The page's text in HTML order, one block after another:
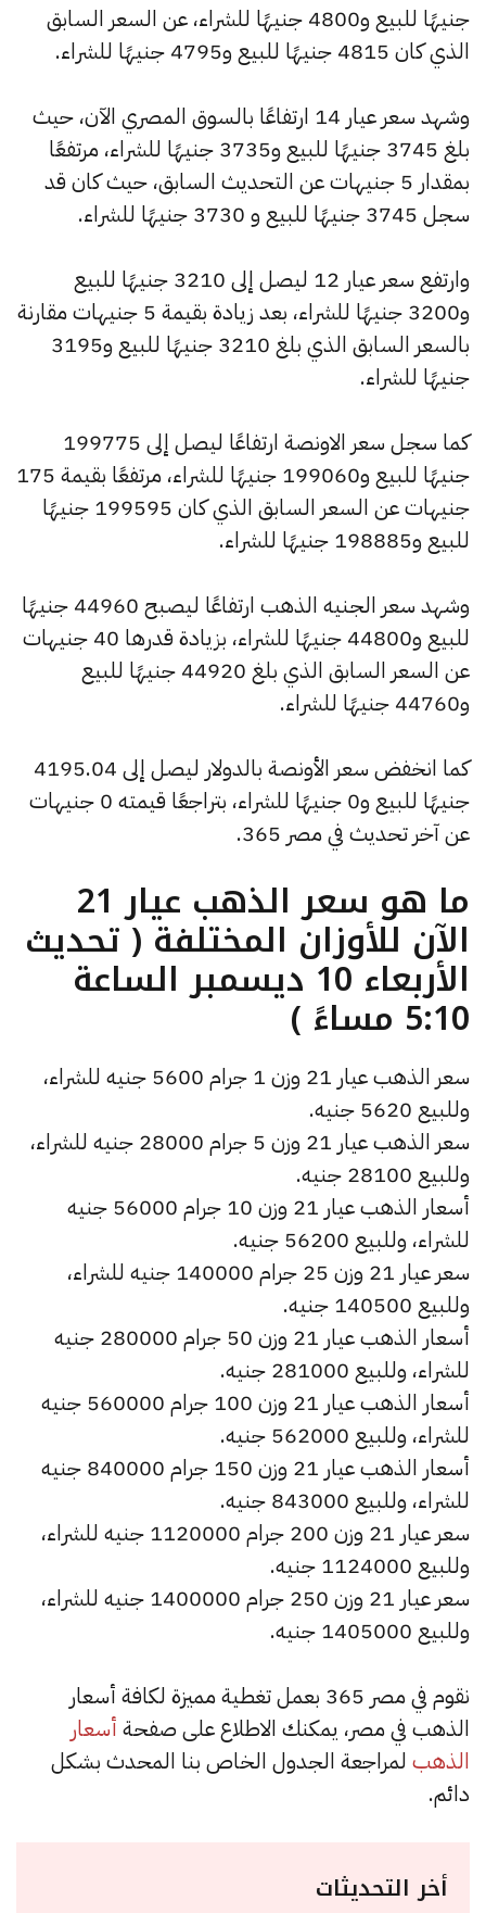
جنيهًا للبيع و4800 جنيهًا للشراء، عن السعر السابق
الذي كان 4815 جنيهًا للبيع و4795 جنيهًا للشراء.
وشهد سعر عيار 14 ارتفاعًا بالسوق المصري الآن، حيث
بلغ 3745 جنيهًا للبيع و3735 جنيهًا للشراء، مرتفعًا
بمقدار 5 جنيهات عن التحديث السابق، حيث كان قد
سجل 3745 جنيهًا للبيع و 3730 جنيهًا للشراء.
وارتفع سعر عيار 12 ليصل إلى 3210 جنيهًا للبيع
و3200 جنيهًا للشراء، بعد زيادة بقيمة 5 جنيهات مقارنة
بالسعر السابق الذي بلغ 3210 جنيهًا للبيع و3195
جنيهًا للشراء.
كما سجل سعر الاونصة ارتفاعًا ليصل إلى 199775
جنيهًا للبيع و199060 جنيهًا للشراء، مرتفعًا بقيمة 175
جنيهات عن السعر السابق الذي كان 199595 جنيهًا
للبيع و198885 جنيهًا للشراء.
وشهد سعر الجنيه الذهب ارتفاعًا ليصبح 44960 جنيهًا
للبيع و44800 جنيهًا للشراء، بزيادة قدرها 40 جنيهات
عن السعر السابق الذي بلغ 44920 جنيهًا للبيع
و44760 جنيهًا للشراء.
كما انخفض سعر الأونصة بالدولار ليصل إلى 4195.04
جنيهًا للبيع و0 جنيهًا للشراء، بتراجعًا قيمته 0 جنيهات
عن آخر تحديث في مصر 365.
ما هو سعر الذهب عيار 21
الآن للأوزان المختلفة ( تحديث
الأربعاء 10 ديسمبر الساعة
5:10 مساءً )
سعر الذهب عيار 21 وزن 1 جرام 5600 جنيه للشراء،
وللبيع 5620 جنيه.
سعر الذهب عيار 21 وزن 5 جرام 28000 جنيه للشراء،
وللبيع 28100 جنيه.
أسعار الذهب عيار 21 وزن 10 جرام 56000 جنيه
للشراء، وللبيع 56200 جنيه.
سعر عيار 21 وزن 25 جرام 140000 جنيه للشراء،
وللبيع 140500 جنيه.
أسعار الذهب عيار 21 وزن 50 جرام 280000 جنيه
للشراء، وللبيع 281000 جنيه.
أسعار الذهب عيار 21 وزن 100 جرام 560000 جنيه
للشراء، وللبيع 562000 جنيه.
أسعار الذهب عيار 21 وزن 150 جرام 840000 جنيه
للشراء، وللبيع 843000 جنيه.
سعر عيار 21 وزن 200 جرام 1120000 جنيه للشراء،
وللبيع 1124000 جنيه.
سعر عيار 21 وزن 250 جرام 1400000 جنيه للشراء،
وللبيع 1405000 جنيه.
نقوم في مصر 365 بعمل تغطية مميزة لكافة أسعار
الذهب في مصر، يمكنك الاطلاع على صفحة أسعار
الذهب لمراجعة الجدول الخاص بنا المحدث بشكل
دائم.
أخر التحديثات